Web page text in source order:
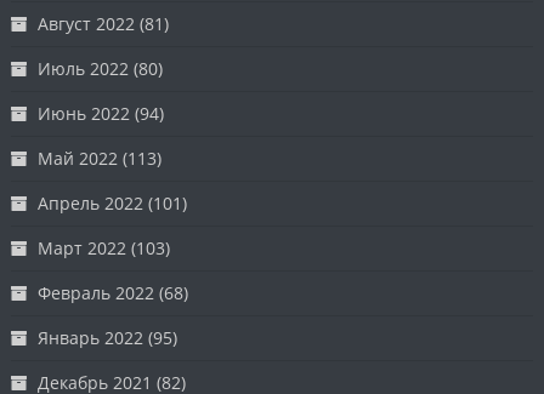
Август 2022 (81)
Июль 2022 (80)
Июнь 2022 (94)
Май 2022 (113)
Апрель 2022 (101)
Март 2022 (103)
Февраль 2022 (68)
Январь 2022 (95)
Декабрь 2021 (82)